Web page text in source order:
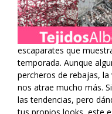
escaparates que
temporada. Aunque
percheros de rebajas,
nos atrae mucho más.
las tendencias, pero